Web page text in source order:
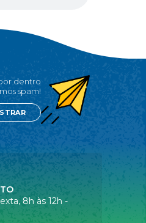
8h às 12h -
dentro
spam!